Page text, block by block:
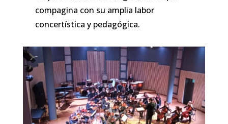
compagina con su amplia labor
concertística y pedagógica.